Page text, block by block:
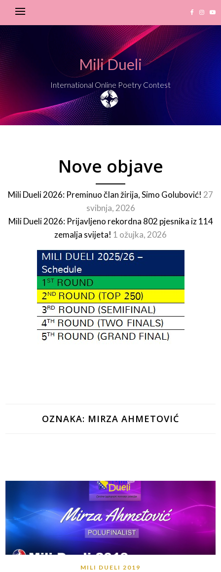
Mili Dueli
International Online Poetry Contest
Nove objave
Mili Dueli 2026: Preminuo član žirija, Simo Golubović! 27
svibnja, 2026
Mili Dueli 2026: Prijavljeno rekordna 802 pjesnika iz 114
zemalja svijeta! 1 ožujka, 2026
OZNAKA: MIRZA AHMETOVIĆ
MILI DUELI 2019